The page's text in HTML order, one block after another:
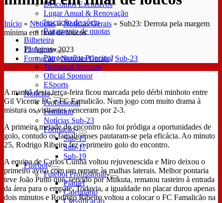
Descontos Exclusivos
Lugar Anual & Renovação
Inscrição de sócio
Pagamento de quotas
Bilheteira
Parceiros
Patrocinador Principal
Technical Sponsor
Oficial Sponsor
ESports
Notícias
Profissional
Feminino
Notícias Sub-23
Formação
Sub-15
Sub-17
Sub-19
Futebol
Futebol Profissional
Plantel
Calendário
Classificação
Início » Notícias»Notícias Gerais » Sub23: Derrota pela margem
mínima em final de loucos
15 Agosto 2023
Formação/Notícias Gerais/ Sub-23
A manhã desta terça-feira ficou marcada pelo dérbi minhoto entre
Gil Vicente FC e FC Famalicão. Num jogo com muito drama à
mistura os visitantes venceram por 2-3.
A primeira metade do encontro não foi pródiga a oportunidades de
golo, contudo os famalicenses pautaram-se pela eficácia. Ao minuto
25, Rodrigo Ribeiro fez o primeiro golo do encontro.
A equipa de Carlos Cunha voltou rejuvenescida e Miro deixou o
primeiro aviso com um remate às malhas laterais. Melhor pontaria
teve João Pinto que, servido por Mukuta, rematou rasteiro à entrada
da área para o empate. Todavia, a igualdade no placar durou apenas
dois minutos e Rodrigo Ribeiro voltou a colocar o FC Famalicão na